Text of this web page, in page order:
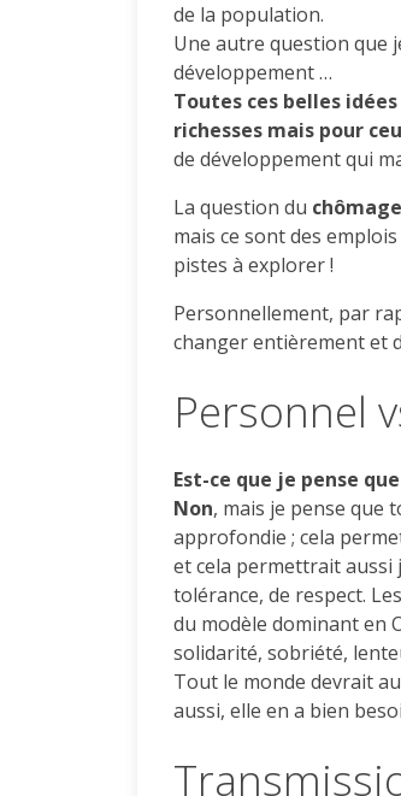
de la population.
Une autre question que
développement …
Toutes ces belles
richesses mais pour
de développement qui
La question du chômage
mais ce sont des
pistes à explorer !
Personnellement, par
changer entièrement et
Personnel
Est-ce que je pense
Non, mais je pense que
approfondie ; cela
et cela permettrait aussi
tolérance, de respect.
du modèle dominant en
solidarité, sobriété,
Tout le monde devrait
aussi, elle en a bien